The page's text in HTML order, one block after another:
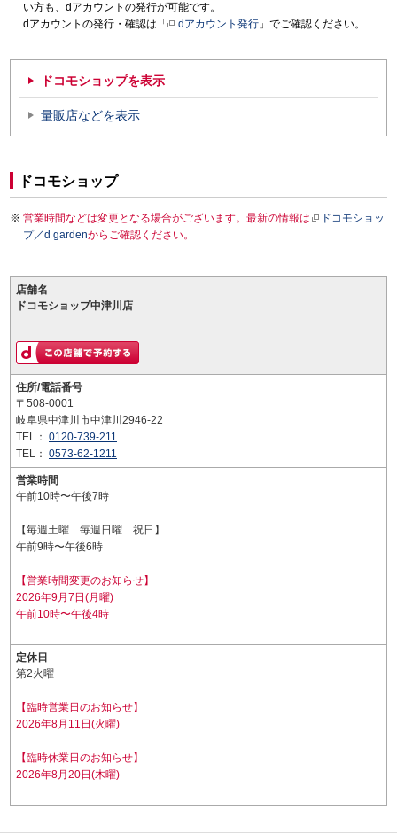
い方も、dアカウントの発行が可能です。
dアカウントの発行・確認は「
dアカウント発行 」でご確認ください。
ドコモショップを表示
量販店などを表示
ドコモショップ
営業時間などは変更となる場合がございます。最新の情報は
ドコモショッ
プ／d gardenからご確認ください。
店舗名
ドコモショップ中津川店
住所/電話番号
〒508-0001
岐阜県中津川市中津川2946-22
TEL： 0120-739-211
TEL： 0573-62-1211
営業時間
午前10時〜午後7時
【毎週土曜 毎週日曜 祝日】
午前9時〜午後6時
【営業時間変更のお知らせ】
2026年9月7日(月曜)
午前10時〜午後4時
定休日
第2火曜
【臨時営業日のお知らせ】
2026年8月11日(火曜)
【臨時休業日のお知らせ】
2026年8月20日(木曜)